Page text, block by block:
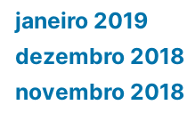
janeiro 2019
dezembro 2018
novembro 2018